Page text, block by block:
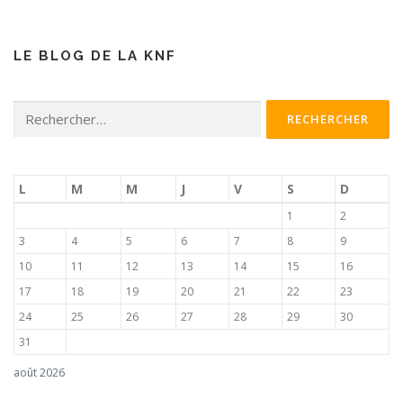
LE BLOG DE LA KNF
août 2026
L M M J V S D
1
2
3
4 5 6 7 8
9
10
11 12 13 14 15
16
17
18 19 20 21 22
23
24
25 26 27 28 29
30
31